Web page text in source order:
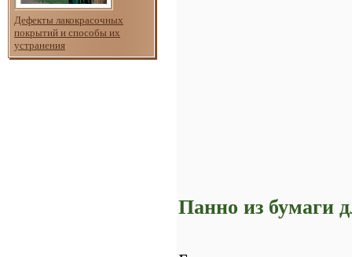
Дефекты лакокрасочных
покрытий и способы их
устранения
Панно из бумаги